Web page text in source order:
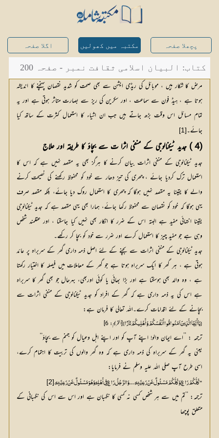
پچھلا صفحہ مکتبہ میں کھولیں اگلا صفحہ
کتاب: البیان اسلامی ثقافت نمبر - صفحہ 200
مرض کا شکار ہیں ، موبائل کی ریڈی ایشن سے بھی صحت کو شدید نقصان پہنچنے کا اندیشہ
ہوتا ہے ، ہیڈ فون سے سماعت ، اور سکرین کی ریز سے بصارت متاثر ہوتی ہے اور یہ
تمام مسائل اس وقت بڑھ جاتے ہیں جب ان اشیاء کا استعمال کثرت کے ساتھ کیا
جائے۔[1]
(4 ) جدید ٹیکنالوجی کے منفی اثرا ت سے بچاؤ کا طریقہ اور علاج
جدید ٹیکنالوجی کے منفی اثرات بیان کرنے کا ہرگز بھی یہ مقصد نہیں ہے کہ اس کا
استعمال ترک کردیا جائے ، چھری کی تیز دھار سے خود کو محفوظ رکھنے کی نصیحت کرنے
والے کا یقینا یہ مقصد نہیں ہوگا کہ چھری کا استعمال روک دیا جائے، بلکہ مقصد صرف
یہی ہوگا کہ خود کو نقصان سے محفوظ رکھا جائے، ہمارا بھی یہی مقصد ہے کہ جدید ٹیکنالوجی
یقینا انتہائی مفید ہے البتہ اس کے ضرر کا انکار بھی نہیں کیا جاسکتا ، اور عقلمند شخص
وہی ہے جو مفید چیز کا استعمال کرے اور ضرر سے خود کو بچا کر رکھے۔
جدید ٹیکنالوجی کے منفی اثرات سے بچنے کے لئے اصل ذمہ داری گھر کے سربراہ پر عائد
ہوتی ہے ، ہر گھر کا ایک سربراہ ہوتا ہے جو گھر کے معاملات میں فیصلہ کا اختیار رکھتا
ہے ، وہ والد بھی ہوسکتا ہے اور بڑا بھائی یا کوئی اوربھی، بہرحال جو بھی گھر کا سربراہ
ہے اس کی یہ ذمہ داری ہے کہ گھر کے افراد کو جدید ٹیکنالوجی کے منفی اثرات سے
بچانے کے لئے اقدامات کرے۔اللہ تعالی کا فرمان ہے:
{يَا أَيُّهَا الَّذِينَ آمَنُوا قُوا أَنْفُسَكُمْ وَأَهْلِيكُمْ نَارًا} [التحريم: 6]
ترجمہ : ’’اے ایمان والو! اپنے آپ کو اور اپنے اہل وعیال کو جہنم سے بچاؤ‘‘
یعنی یہ گھر کے سربراہ کی ذمہ داری ہے کہ وہ گھر والوں کی تربیت کا اہتمام کرے،
اسی طرح آپ صلی اللہ علیہ وسلم نے فرمایا:
" كُلُّكُمْ رَاعٍ وَكُلُّكُمْ مَسْئُولٌ عَنْ رَعِيَّتِهِ،... وَالرَّجُلُ رَاعٍ فِي أَهْلِهِ وَهُوَ مَسْئُولٌ عَنْ رَعِيَّتِهِ،[2]
ترجمہ: ’’تم میں سے ہر شخص کسی نہ کسی کا نگہبان ہے اور اس سے اس کی نگہبانی کے
متعلق پوچھا